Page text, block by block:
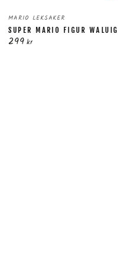
Säljare:
MARIO LEKSAKER
SUPER MARIO FIGUR WALUIGI
Ordinarie
299 kr